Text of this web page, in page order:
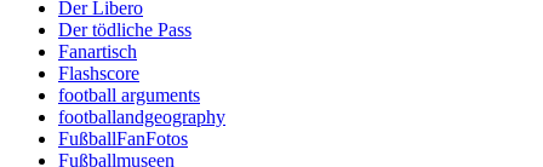
Der Libero
Der tödliche Pass
Fanartisch
Flashscore
football arguments
footballandgeography
FußballFanFotos
Fußballmuseen